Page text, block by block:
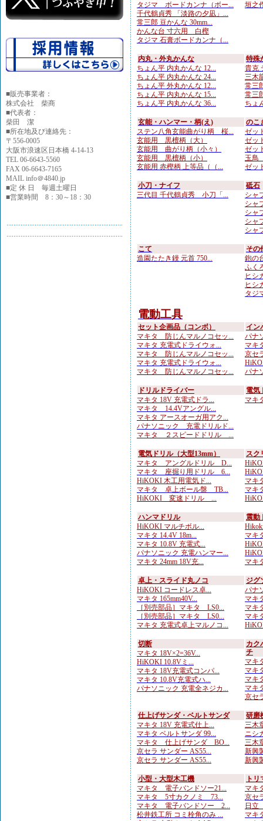
■販売事業者：
株式会社 柴商
■代表者：
柴田 潔
■所在地及び連絡先：
〒556-0005
大阪市浪速区日本橋 4-14-13
TEL 06-6643-5560
FAX 06-6643-7165
MAIL info＠4840.jp
■定 休 日 毎週土曜日
■営業時間 8：30～18：30
タジマ ボードカンナ（ボー...
千代鶴貞秀 「淡路の夕凪」...
常三郎 豆かんな 30mm...
かんな台 寸六用 白樫
タジマ 石膏ボードカンナ（...
垣之
内丸・外丸かんな
ちょん平 内丸かんな 12...
ちょん平 内丸かんな 24...
ちょん平 外丸かんな 12...
ちょん平 内丸かんな 15...
ちょん平 内丸かんな 36...
特殊
貴克
三木
常三
常三
ちょ
玄能・ハンマー・柄(え)
ステン八角玄能曲がり柄 桜...
玄能用 黒檀柄（大）
玄能用 曲がり柄（小々）
玄能用 黒檀柄（小）
玄能用 赤樫柄 上等品（（...
のこ
ゼッ
ゼッ
ゼッ
玉鳥
ゼッ
小刀・ナイフ
三代目 千代鶴貞秀 小刀「...
砥石
シャ
シャ
シャ
シャ
シャ
こて
造園たたき鏝 元首 750...
その
鉋の
ふく
ヒシ
ヒシ
タジ
電動工具
セット企画品（コンボ）
マキタ 防じんマルノコセッ...
マキタ 充電式ドライウォ...
マキタ 防じんマルノコセッ...
マキタ 充電式ドライウォ...
マキタ 防じんマルノコセッ...
イン
パナ
マキ
京セ
パナ
ドリルドライバー
マキタ 18V 充電式ドラ...
マキタ 14.4Vアングル...
マキタ アースオーガ用アク...
パナソニック 充電ドリルド...
マキタ ２スピードドリル ...
電気
マキ
電気ドリル（大型13mm）
マキタ アングルドリル D...
マキタ 座掘り用ドリル 6...
HiKOKI 木工用電気ド...
マキタ 卓上ボール盤 TB...
HiKOKI 変速ドリル ...
スク
マキ
マキ
ハンマドリル
HiKOKI マルチボル...
マキタ 14.4V 18m...
マキタ 10.8V 充電式...
パナソニック 充電ハンマー...
マキタ 24mm 18V充...
震動
マキ
マキ
卓上・スライド丸ノコ
HiKOKI コードレス卓...
マキタ 165mm40V...
［別売部品］マキタ LS0...
［別売部品］マキタ LS0...
マキタ 充電式卓上マルノコ...
ジグ
パナ
マキ
マキ
マキ
切断
マキタ 18V×2=36V...
HiKOKI 10.8Vミ...
マキタ 18V充電式コンパ...
マキタ 10.8V充電式ハ...
パナソニック 充電全ネジカ...
カク
チ
マキ
マキ
マキ
マキ
京セ
仕上げサンダ・ベルトサンダ
マキタ 18V 充電式仕上...
マキタ ベルトサンダ 99...
マキタ 仕上げサンダ BO...
京セラ サンダー AS55...
京セラ サンダー AS55...
研磨
三木
ニシ
三木
新興
新興
小型・大型木工機
マキタ 電子バンドソー21...
マキタ 5寸カクノミ 73...
マキタ 電子バンドソー 2...
松井鉄工所 コミ栓角のみ ...
ト
マキ
京セ
日
マキ